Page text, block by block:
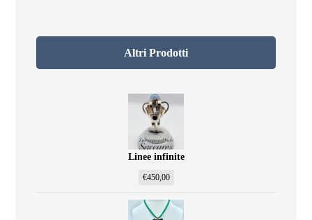
Altri Prodotti
Linee infinite
€450,00